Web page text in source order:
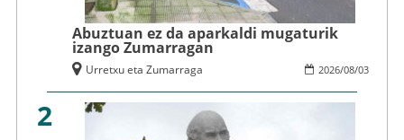
Abuztuan ez da aparkaldi mugaturik
izango Zumarragan
2026/08/03
Urretxu eta Zumarraga
2